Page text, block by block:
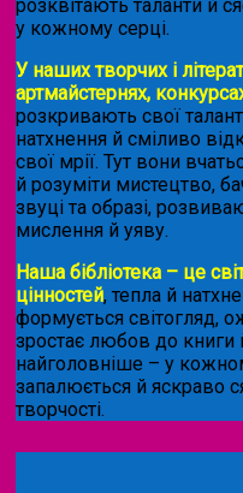
розквітають таланти й
у кожному серці.
У наших творчих і
артмайстернях,
розкривають свої
натхнення й сміливо
свої мрії. Тут вони
й розуміти мистецтво,
звуці та образі,
мислення й уяву.
Наша бібліотека – це
цінностей, тепла й
формується світогляд,
зростає любов до книги
найголовніше – у
запалюється й яскраво
творчості.